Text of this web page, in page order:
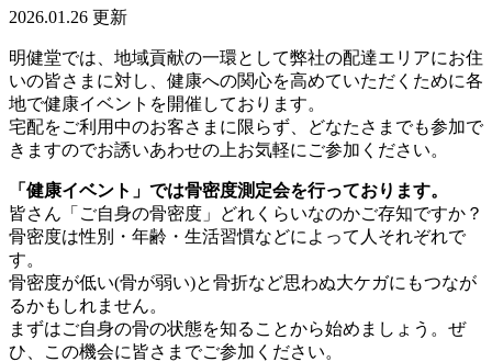
2026.01.26 更新
明健堂では、地域貢献の一環として弊社の配達エリアにお住
いの皆さまに対し、健康への関心を高めていただくために各
地で健康イベントを開催しております。
宅配をご利用中のお客さまに限らず、どなたさまでも参加で
きますのでお誘いあわせの上お気軽にご参加ください。
「健康イベント」では骨密度測定会を行っております。
皆さん「ご自身の骨密度」どれくらいなのかご存知ですか？
骨密度は性別・年齢・生活習慣などによって人それぞれで
す。
骨密度が低い(骨が弱い)と骨折など思わぬ大ケガにもつなが
るかもしれません。
まずはご自身の骨の状態を知ることから始めましょう。ぜ
ひ、この機会に皆さまでご参加ください。